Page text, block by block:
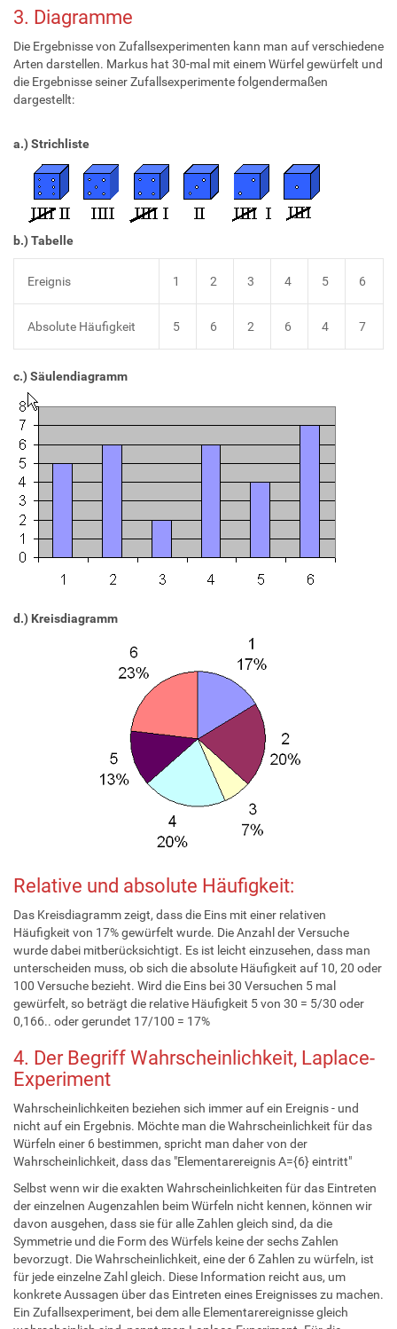
3. Diagramme
Die Ergebnisse von Zufallsexperimenten kann man auf verschiedene
Arten darstellen. Markus hat 30-mal mit einem Würfel gewürfelt und
die Ergebnisse seiner Zufallsexperimente folgendermaßen
dargestellt:
a.) Strichliste
b.) Tabelle
Ereignis 1 2 3 4 5 6
Absolute Häufigkeit 5 6 2 6 4 7
c.) Säulendiagramm
d.) Kreisdiagramm
Relative und absolute Häufigkeit:
Das Kreisdiagramm zeigt, dass die Eins mit einer relativen
Häufigkeit von 17% gewürfelt wurde. Die Anzahl der Versuche
wurde dabei mitberücksichtigt. Es ist leicht einzusehen, dass man
unterscheiden muss, ob sich die absolute Häufigkeit auf 10, 20 oder
100 Versuche bezieht. Wird die Eins bei 30 Versuchen 5 mal
gewürfelt, so beträgt die relative Häufigkeit 5 von 30 = 5/30 oder
0,166.. oder gerundet 17/100 = 17%
4. Der Begriff Wahrscheinlichkeit, Laplace-
Experiment
Wahrscheinlichkeiten beziehen sich immer auf ein Ereignis - und
nicht auf ein Ergebnis. Möchte man die Wahrscheinlichkeit für das
Würfeln einer 6 bestimmen, spricht man daher von der
Wahrscheinlichkeit, dass das "Elementarereignis A={6} eintritt"
Selbst wenn wir die exakten Wahrscheinlichkeiten für das Eintreten
der einzelnen Augenzahlen beim Würfeln nicht kennen, können wir
davon ausgehen, dass sie für alle Zahlen gleich sind, da die
Symmetrie und die Form des Würfels keine der sechs Zahlen
bevorzugt. Die Wahrscheinlichkeit, eine der 6 Zahlen zu würfeln, ist
für jede einzelne Zahl gleich. Diese Information reicht aus, um
konkrete Aussagen über das Eintreten eines Ereignisses zu machen.
Ein Zufallsexperiment, bei dem alle Elementarereignisse gleich